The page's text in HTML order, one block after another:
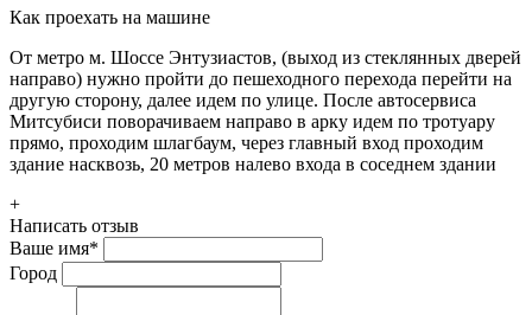
Как проехать на машине
От метро м. Шоссе Энтузиастов, (выход из стеклянных дверей
направо) нужно пройти до пешеходного перехода перейти на
другую сторону, далее идем по улице. После автосервиса
Митсубиси поворачиваем направо в арку идем по тротуару
прямо, проходим шлагбаум, через главный вход проходим
здание насквозь, 20 метров налево входа в соседнем здании
+
Написать отзыв
Ваше имя*
Город